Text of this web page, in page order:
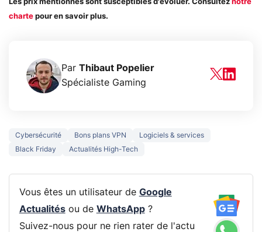
Les prix mentionnés sont susceptibles d'évoluer. Consultez notre
charte pour en savoir plus.
Par Thibaut Popelier
Spécialiste Gaming
Cybersécurité Bons plans VPN
Logiciels & services
Black Friday
Actualités High-Tech
Vous êtes un utilisateur de Google
Actualitésou de WhatsApp?
Suivez-nous pour ne rien rater de l'actu